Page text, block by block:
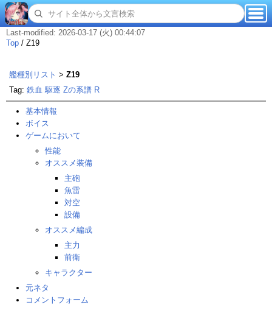
Last-modified: 2026-03-17 (火) 00:44:07
Top / Z19
艦種別リスト > Z19
Tag: 鉄血 駆逐 Zの系譜 R
基本情報
ボイス
ゲームにおいて
性能
オススメ装備
主砲
魚雷
対空
設備
オススメ編成
主力
前衛
キャラクター
元ネタ
コメントフォーム